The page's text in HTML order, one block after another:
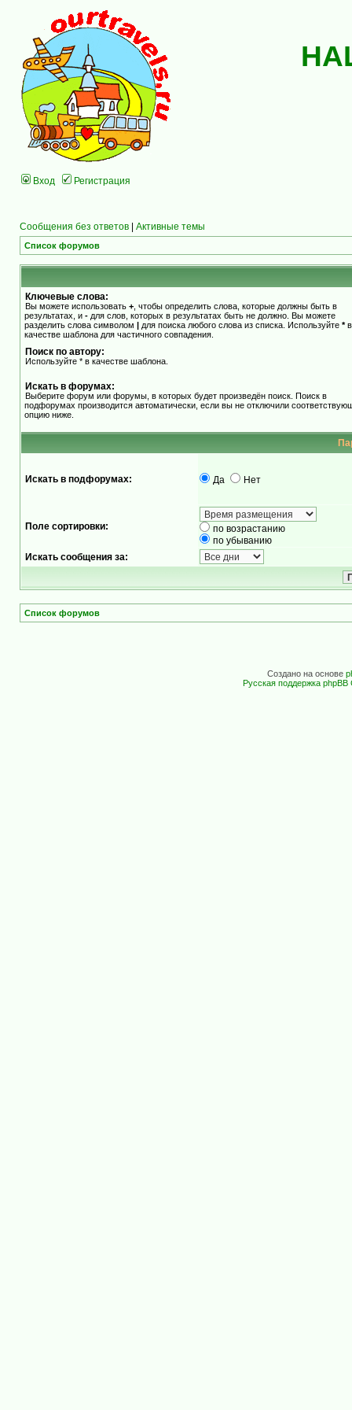
Вход Регистрация
Сообщения без ответов | Активные темы
Список форумов
Ключевые слова:
Вы можете использовать + , чтобы определить слова, которые должны быть в
результатах, и - для слов, которых в результатах быть не должно. Вы можете
разделить слова символом | для поиска любого слова из списка. Используйте *в
качестве шаблона для частичного совпадения.
Поиск по автору:
Используйте * в качестве шаблона.
Искать в форумах:
Выберите форум или форумы, в которых будет произведён поиск. Поиск в
подфорумах производится автоматически, если вы не отключили
опцию ниже.
Искать в подфорумах: Да Нет
Поле сортировки:
по возрастанию
по убыванию
Искать сообщения за:
Список форумов
Создано на основе
Русская поддержка phpBB